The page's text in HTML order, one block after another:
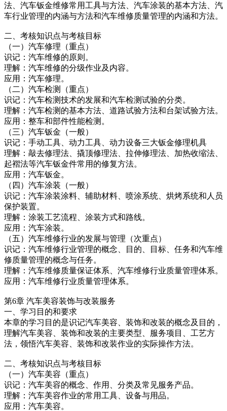
法、汽车钣金维修常用工具与方法、汽车涂装的基本方法、汽
车行业管理的内涵与方法和汽车维修质量管理的内涵和方法。
二、考核知识点与考核目标
（一）汽车修理（重点）
识记：汽车维修的原则。
理解：汽车维修的分级作业及内容。
应用：汽车修理。
（二）汽车检测（重点）
识记：汽车检测技术的发展和汽车检测试验的分类。
理解：汽车检测的基本方法、道路试验方法和台架试验方法。
应用：整车和部件性能检测。
（三）汽车钣金（一般）
识记：手动工具、动力工具、动力设备三大钣金修理机具
理解：敲去修理法、撬顶修理法、拉伸修理法、加热收缩法、
起褶法等汽车钣金件常用的修复方法。
应用：汽车钣金。
（四）汽车涂装（一般）
识记：汽车涂装涂料、辅助材料、喷涂系统、烘烤系统和人员
保护装置。
理解：涂装工艺流程、涂装方式和路线。
应用：汽车涂装。
（五）汽车维修行业的发展与管理（次重点）
识记：汽车维修行业管理的概念、目的、目标、任务和汽车维
修质量管理的概念与任务。
理解：汽车维修质量保证体系、汽车维修行业质量管理体系。
应用：汽车维修行业质量管理体系。
第6章 汽车美容装饰与改装服务
一、学习目的和要求
本章的学习目的是识记汽车美容、装饰和改装的概念及目的，
理解汽车美容、装饰和改装的主要类型、服务项目、工艺方
法，领悟汽车美容、装饰和改装作业的实际操作方法。
二、考核知识点与考核目标
（一）汽车美容（重点）
识记：汽车美容的概念、作用、分类及常见服务产品。
理解：汽车美容作业的常用工具、设备与用品。
应用：汽车美容。